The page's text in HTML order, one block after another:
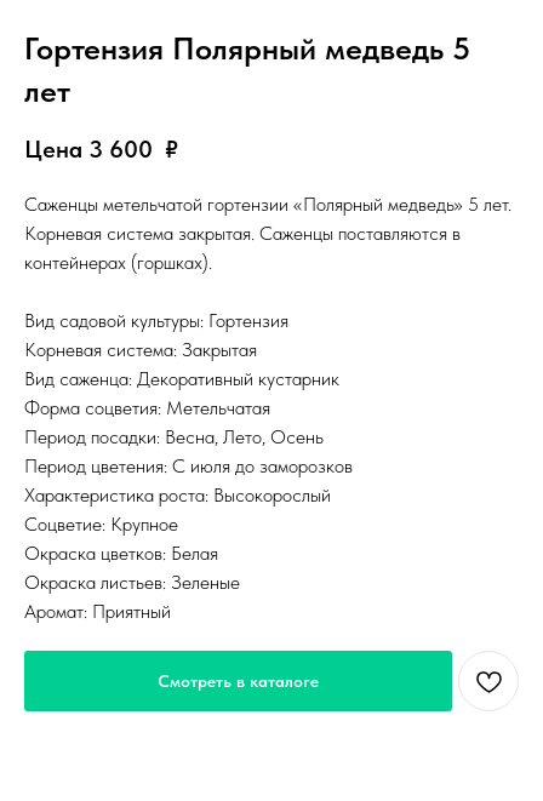
Гортензия Полярный медведь 5
лет
Цена 3 600 ₽
Саженцы метельчатой гортензии «Полярный медведь» 5 лет.
Корневая система закрытая. Саженцы поставляются в
контейнерах (горшках).
Вид садовой культуры: Гортензия
Корневая система: Закрытая
Вид саженца: Декоративный кустарник
Форма соцветия: Метельчатая
Период посадки: Весна, Лето, Осень
Период цветения: С июля до заморозков
Характеристика роста: Высокорослый
Соцветие: Крупное
Окраска цветков: Белая
Окраска листьев: Зеленые
Аромат: Приятный
Смотреть в каталоге